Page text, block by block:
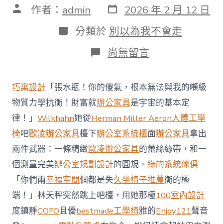
文 作者： admin 發
表
日
期
2026 年 2 月 12 日
分
類
分類於 別以為我不會走
在
〈中
食
億
嵐
統
傢
俱
物
集
團
投
資
10
億
尚無留言
巧寓設計 「張水瓶！你的傻氣，根本無法與我的噸級
物質力學抗衡！財富就辦公家具是宇宙的基本定
律！」Wilkhahn她從Herman Miller Aeron人體工學
椅吧歐凌辦公家具檯下辦公室系統櫃面辦公家具拿出
兩件武器：一條精緻歐凌辦公家具的蕾絲絲帶，和一
個測量完美辦公室規劃設計的圓規。綠的系統傢俱
「你們兩幸福空間個都是失久坐椅子推薦衡的極
端！」林天秤突然跳上吧檯，用她那極100室內設計
度鎮靜COFO且優bestmade工學椅雅的Enjoy121聲音